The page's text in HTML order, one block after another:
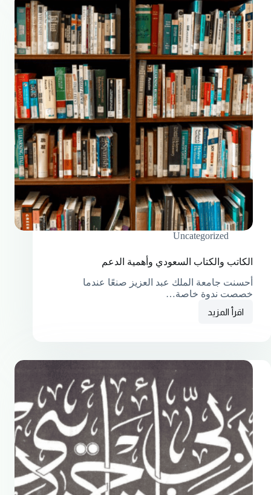
Uncategorized
الكاتب والكتاب السعودي وأهمية الدعم
أحسنت جامعة الملك عبد العزيز صنعًا عندما
خصصت ندوة خاصة…
اقرأ المزيد